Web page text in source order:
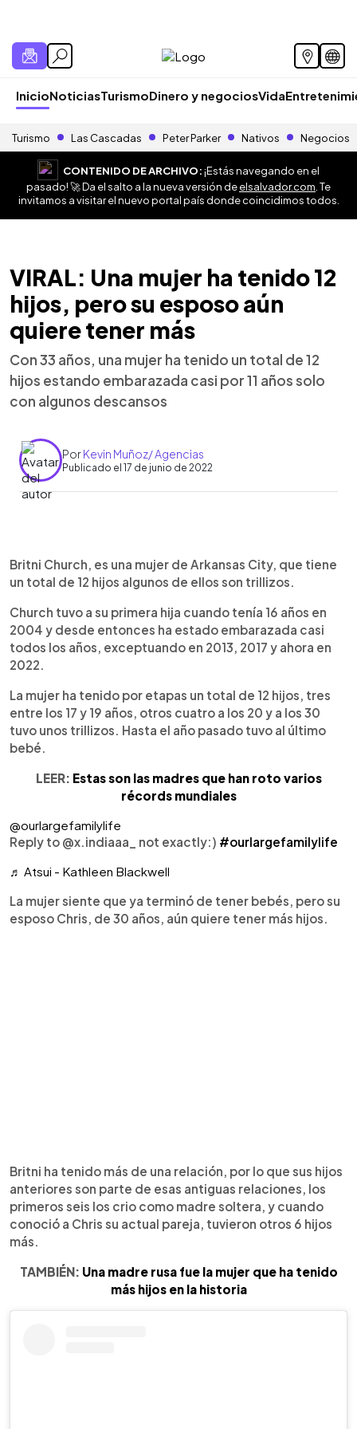
InicioNoticiasTurismoDinero y negociosVida
Turismo Las Cascadas Peter Parker Nativos Negocios
CONTENIDO DE ARCHIVO:¡Estás navegando en el
pasado! 🚀 Da el salto a la nueva versión deelsalvador.com . Te
invitamos a visitar el nuevo portal país donde coincidimos todos.
VIRAL: Una mujer ha tenido 12
hijos, pero su esposo aún
quiere tener más
Con 33 años, una mujer ha tenido un total de 12
hijos estando embarazada casi por 11 años solo
con algunos descansos
PorKevin Muñoz/ Agencias
Publicado el 17 de junio de 2022
► Escuchar artículo
Britni Church, es una mujer de Arkansas City, que tiene
un total de 12 hijos algunos de ellos son trillizos.
Church tuvo a su primera hija cuando tenía 16 años en
2004 y desde entonces ha estado embarazada casi
todos los años, exceptuando en 2013, 2017 y ahora en
2022.
La mujer ha tenido por etapas un total de 12 hijos, tres
entre los 17 y 19 años, otros cuatro a los 20 y a los 30
tuvo unos trillizos. Hasta el año pasado tuvo al último
bebé.
LEER: Estas son las madres que han roto varios
récords mundiales
@ourlargefamilylife
Reply to @x.indiaaa_ not exactly:) #ourlargefamilylife
♬ Atsui - Kathleen Blackwell
La mujer siente que ya terminó de tener bebés, pero su
esposo Chris, de 30 años, aún quiere tener más hijos.
Britni ha tenido más de una relación, por lo que sus hijos
anteriores son parte de esas antiguas relaciones, los
primeros seis los crio como madre soltera, y cuando
conoció a Chris su actual pareja, tuvieron otros 6 hijos
más.
TAMBIÉN: Una madre rusa fue la mujer que ha tenido
más hijos en la historia